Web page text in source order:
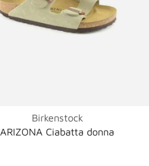
Birkenstock
ARIZONA Ciabatta donna